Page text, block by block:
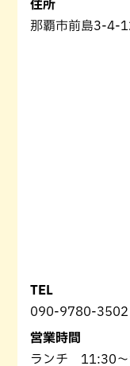
住所
那覇市前島3-4-
TEL
090-9780-3502
営業時間
ランチ 11:30～